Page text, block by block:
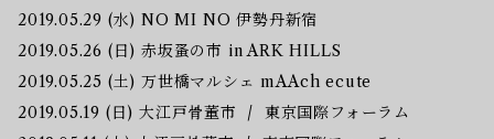
2019.05.29 (水) NO MI NO 伊勢丹新宿
2019.05.26 (日) 赤坂蚤の市 in ARK HILLS
2019.05.25 (土) 万世橋マルシェ mAAch ecute
2019.05.19 (日) 大江戸骨董市 / 東京国際フォーラム